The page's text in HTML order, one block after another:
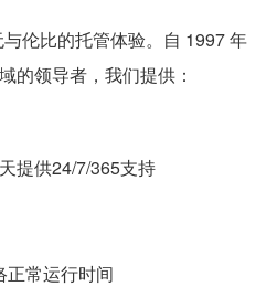
伦比的托管体验。自 1997 年
的领导者，我们提供：
提供24/7/365支持
正常运行时间